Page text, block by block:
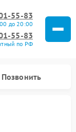
55-83
до 20:00
55-83
по РФ
Позвонить